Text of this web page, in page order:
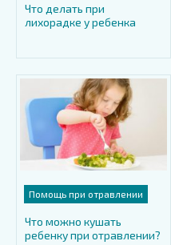
Что делать при
лихорадке у ребенка
Помощь при отравлении
Что можно кушать
ребенку при отравлении?